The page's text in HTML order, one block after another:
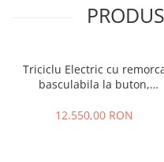
Franare Trotineta Electrica
Butoane
Lumini Trotinete Electrice
Triciclu Electric cu
basculabila la buton,
XL-KLASS 4 HIDRAULIC, CIV
12.550,00 RON